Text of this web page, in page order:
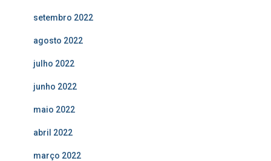
setembro 2022
agosto 2022
julho 2022
junho 2022
maio 2022
abril 2022
março 2022